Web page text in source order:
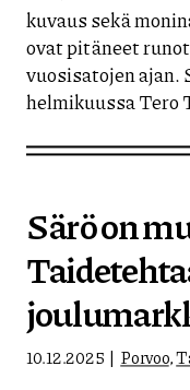
kuvaus sekä
ovat pitäneet
vuosisatojen ajan.
helmikuussa Tero
Särö on
10.12.2025 Porvoo,